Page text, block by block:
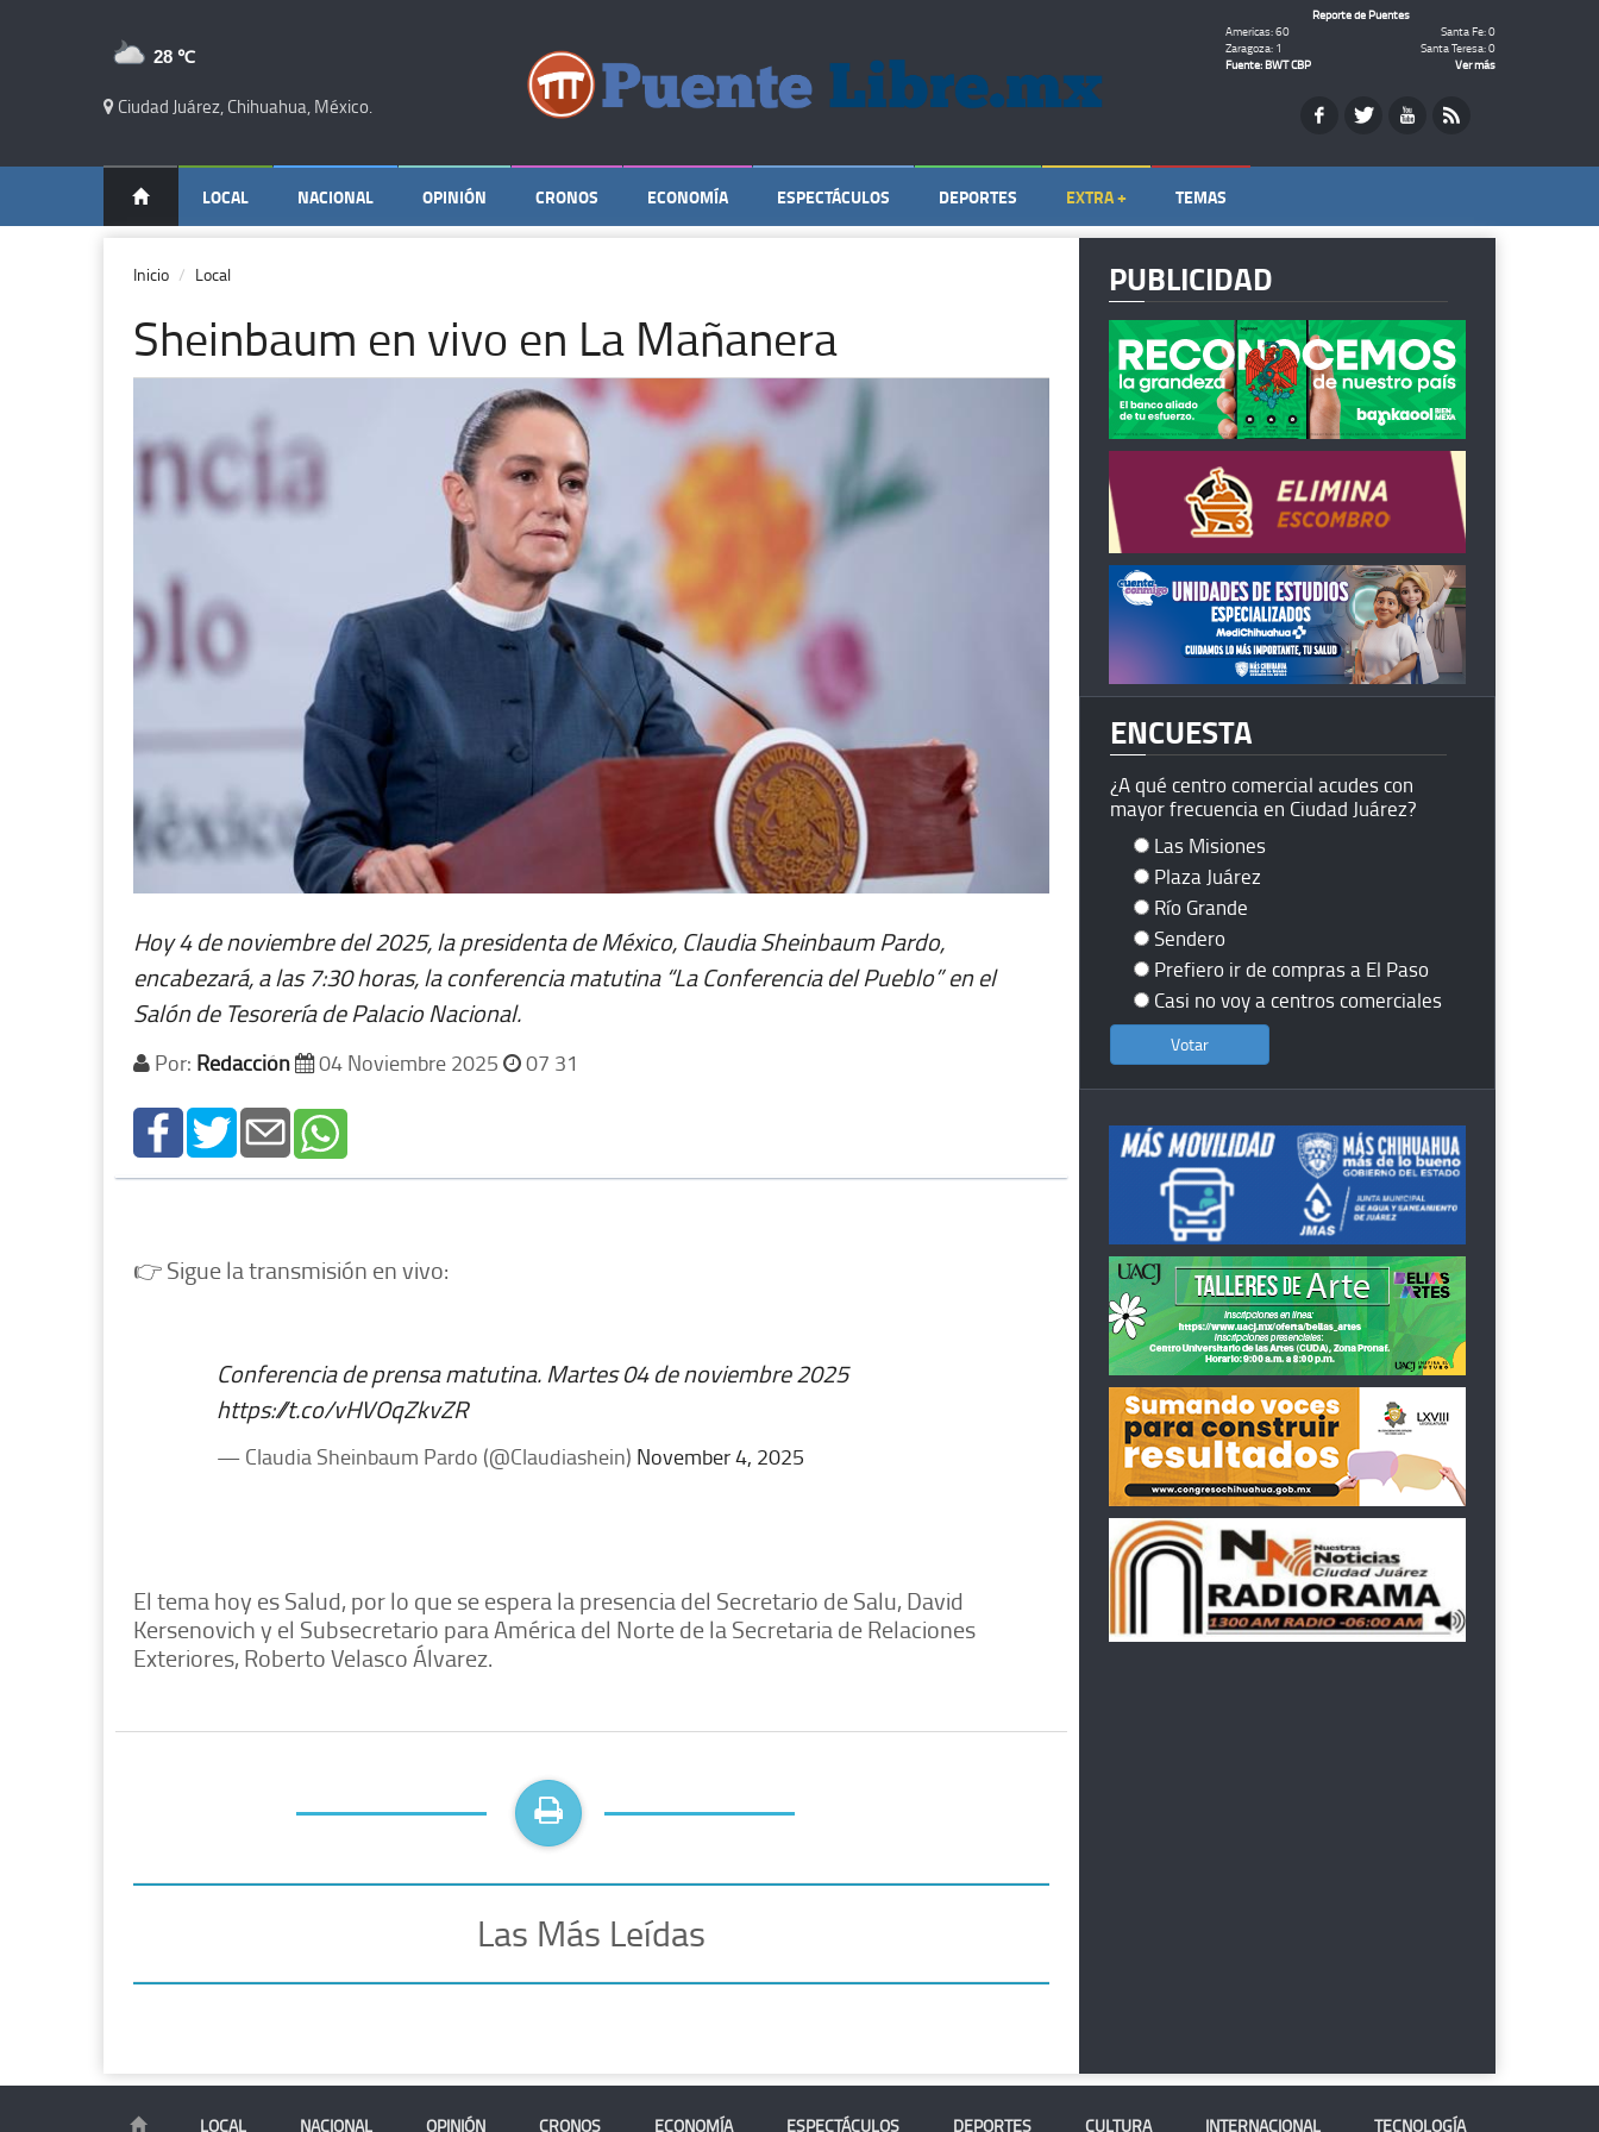
28 ℃
Ciudad Juárez, Chihuahua, México.
Reporte de Puentes
Americas: 60
Santa Fe: 0
Zaragoza: 1
Santa Teresa: 0
Fuente: BWT CBP
Ver más
LOCAL NACIONAL OPINIÓN CRONOS ECONOMÍA ESPECTÁCULOS DEPORTES EXTRA + TEMAS
Inicio Local
Sheinbaum en vivo en La Mañanera
Hoy 4 de noviembre del 2025, la presidenta de México, Claudia Sheinbaum Pardo,
encabezará, a las 7:30 horas, la conferencia matutina “La Conferencia del Pueblo” en el
Salón de Tesorería de Palacio Nacional.
Por: Redacción 04 Noviembre 2025 07 31
👉 Sigue la transmisión en vivo:
Conferencia de prensa matutina. Martes 04 de noviembre 2025
https://t.co/vHVOqZkvZR
— Claudia Sheinbaum Pardo (@Claudiashein) November 4, 2025
El tema hoy es Salud, por lo que se espera la presencia del Secretario de Salu, David
Kersenovich y el Subsecretario para América del Norte de la Secretaria de Relaciones
Exteriores, Roberto Velasco Álvarez.
Las Más Leídas
PUBLICIDAD
ENCUESTA
¿A qué centro comercial acudes con
mayor frecuencia en Ciudad Juárez?
Las Misiones
Plaza Juárez
Río Grande
Sendero
Prefiero ir de compras a El Paso
Casi no voy a centros comerciales
LOCAL NACIONAL OPINIÓN CRONOS ECONOMÍA ESPECTÁCULOS DEPORTES CULTURA INTERNACIONAL TECNOLOGÍA